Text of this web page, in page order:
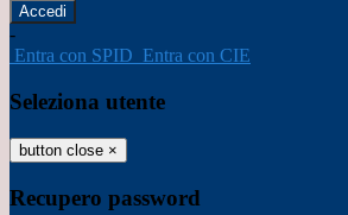
-
Entra con SPID Entra con CIE
Seleziona utente
button close ×
Recupero password